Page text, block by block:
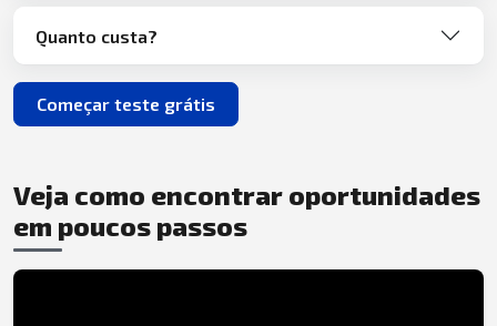
Quanto custa?
Começar teste grátis
Veja como encontrar oportunidades
em poucos passos